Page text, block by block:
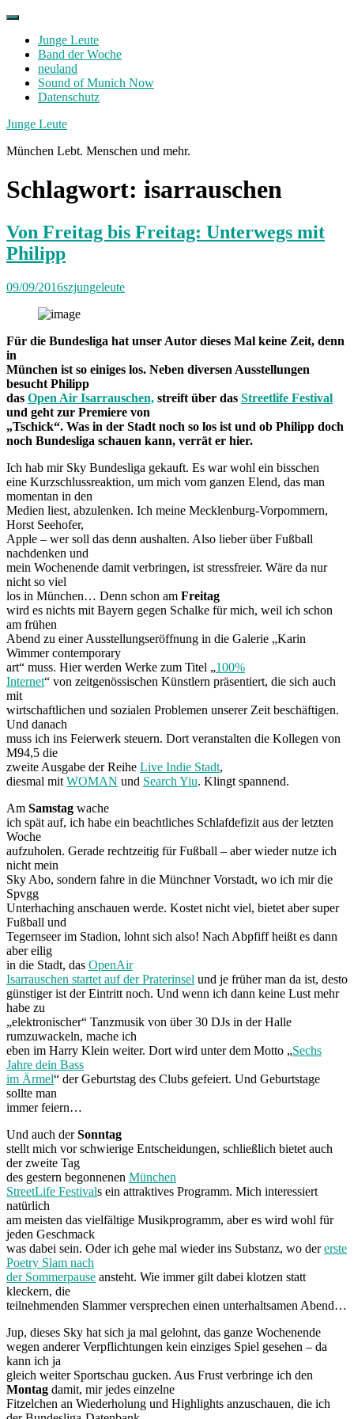
Skip
contentJunge Leute
Band der Woche
neuland
Sound of Munich Now
Datenschutz
Facebook
Twitter
Instagram
Junge Leute
München Lebt. Menschen und mehr.
Schlagwort: isarrauschen
Von Freitag bis Freitag: Unterwegs mit
Philipp
09/09/2016szjungeleute
Für die Bundesliga hat unser Autor dieses Mal keine Zeit, denn
in
München ist so einiges los. Neben diversen Ausstellungen
besucht Philipp
das Open Air Isarrauschen, streift über das Streetlife Festival
und geht zur Premiere von
„Tschick“. Was in der Stadt noch so los ist und ob Philipp doch
noch Bundesliga schauen kann, verrät er hier.
Ich hab mir Sky Bundesliga gekauft. Es war wohl ein bisschen
eine Kurzschlussreaktion, um mich vom ganzen Elend, das man
momentan in den
Medien liest, abzulenken. Ich meine Mecklenburg-Vorpommern,
Horst Seehofer,
Apple – wer soll das denn aushalten. Also lieber über Fußball
nachdenken und
mein Wochenende damit verbringen, ist stressfreier. Wäre da nur
nicht so viel
los in München… Denn schon am Freitag
wird es nichts mit Bayern gegen Schalke für mich, weil ich schon
am frühen
Abend zu einer Ausstellungseröffnung in die Galerie „Karin
Wimmer contemporary
art“ muss. Hier werden Werke zum Titel „100%
Internet“ von zeitgenössischen Künstlern präsentiert, die sich auch
mit
wirtschaftlichen und sozialen Problemen unserer Zeit beschäftigen.
Und danach
muss ich ins Feierwerk steuern. Dort veranstalten die Kollegen von
M94,5 die
zweite Ausgabe der Reihe Live Indie Stadt,
diesmal mit WOMAN und Search Yiu. Klingt spannend.
Am Samstag wache
ich spät auf, ich habe ein beachtliches Schlafdefizit aus der letzten
Woche
aufzuholen. Gerade rechtzeitig für Fußball – aber wieder nutze ich
nicht mein
Sky Abo, sondern fahre in die Münchner Vorstadt, wo ich mir die
Spvgg
Unterhaching anschauen werde. Kostet nicht viel, bietet aber super
Fußball und
Tegernseer im Stadion, lohnt sich also! Nach Abpfiff heißt es dann
aber eilig
in die Stadt, das OpenAir
Isarrauschen startet auf der Praterinsel und je früher man da ist, desto
günstiger ist der Eintritt noch. Und wenn ich dann keine Lust mehr
habe zu
„elektronischer“ Tanzmusik von über 30 DJs in der Halle
rumzuwackeln, mache ich
eben im Harry Klein weiter. Dort wird unter dem Motto „Sechs
Jahre dein Bass
im Ärmel“ der Geburtstag des Clubs gefeiert. Und Geburtstage
sollte man
immer feiern…
Und auch derSonntag
stellt mich vor schwierige Entscheidungen, schließlich bietet auch
der zweite Tag
des gestern begonnenen München
StreetLife Festivals ein attraktives Programm. Mich interessiert
natürlich
am meisten das vielfältige Musikprogramm, aber es wird wohl für
jeden Geschmack
was dabei sein. Oder ich gehe mal wieder ins Substanz, wo dererste
Poetry Slam nach
der Sommerpause ansteht. Wie immer gilt dabei klotzen statt
kleckern, die
teilnehmenden Slammer versprechen einen unterhaltsamen Abend…
Jup, dieses Sky hat sich ja mal gelohnt, das ganze Wochenende
wegen anderer Verpflichtungen kein einziges Spiel gesehen – da
kann ich ja
gleich weiter Sportschau gucken. Aus Frust verbringe ich den
Montag damit, mir jedes einzelne
Fitzelchen an Wiederholung und Highlights anzuschauen, die ich